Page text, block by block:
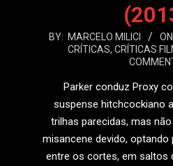
2025-
BY: MARCELO MILICI
CRÍTICAS, CRÍTICAS
Parker conduz Proxy
suspense hitchcockiano
trilhas parecidas, mas
misancene devido,
entre os cortes, em saltos